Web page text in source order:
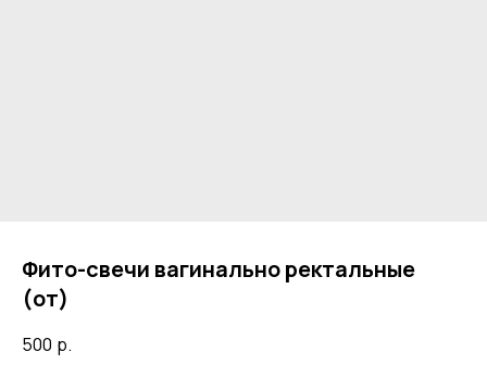
Фито-свечи вагинально ректальные
(от)
500 р.